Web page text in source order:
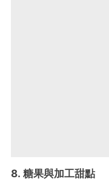
8. 糖果與加工甜點